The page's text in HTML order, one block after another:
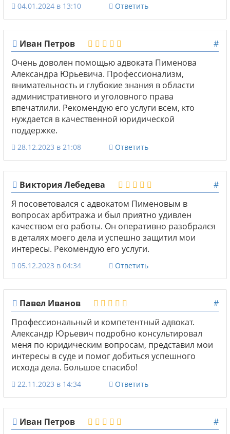
04.01.2024 в 13:10 Ответить
Иван Петров
#
Очень доволен помощью адвоката Пименова
Александра Юрьевича. Профессионализм,
внимательность и глубокие знания в области
административного и уголовного права
впечатлили. Рекомендую его услуги всем, кто
нуждается в качественной юридической
поддержке.
28.12.2023 в 21:08 Ответить
Виктория Лебедева
#
Я посоветовался с адвокатом Пименовым в
вопросах арбитража и был приятно удивлен
качеством его работы. Он оперативно разобрался
в деталях моего дела и успешно защитил мои
интересы. Рекомендую его услуги.
05.12.2023 в 04:34 Ответить
Павел Иванов
#
Профессиональный и компетентный адвокат.
Александр Юрьевич подробно консультировал
меня по юридическим вопросам, представил мои
интересы в суде и помог добиться успешного
исхода дела. Большое спасибо!
22.11.2023 в 14:34 Ответить
Иван Петров
#